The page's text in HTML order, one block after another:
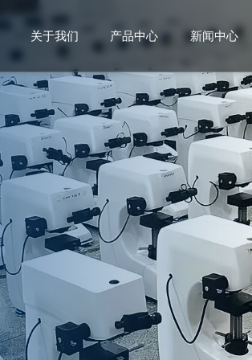
关于我们 产品中心 新闻中心